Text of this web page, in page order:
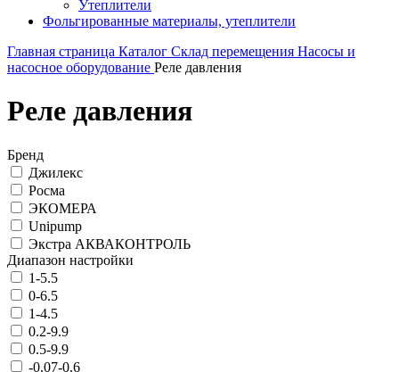
Утеплители
Фольгированные материалы, утеплители
Главная страница Каталог Склад перемещения Насосы и
насосное оборудование Реле давления
Реле давления
Бренд
Джилекс
Росма
ЭКОМЕРА
Unipump
Экстра АКВАКОНТРОЛЬ
Диапазон настройки
1-5.5
0-6.5
1-4.5
0.2-9.9
0.5-9.9
-0.07-0.6